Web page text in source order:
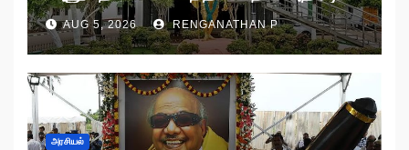
உத்தரவு!
AUG 5, 2026 RENGANATHAN P
அரசியல்